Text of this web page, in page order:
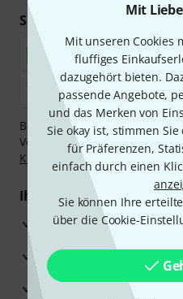
Mit
Mit unseren Cookies
fluffiges
dazugehört bieten.
passende Angebote,
und das Merken von
Sie okay ist, stimmen
für Präferenzen,
einfach durch einen
Sie können Ihre
über die Cookie-
Sicher einkaufen &
Bezahlen Sie vertraulich und
Vorkasse, PayPal, Amazon Pay,
Klarna Ratenzahlungoder
Ihre Vorteile
3 Jahre Thomann Garantie
30 Tage Money-Back-
Reparaturservice